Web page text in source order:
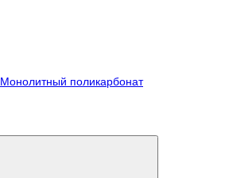
Монолитный поликарбонат